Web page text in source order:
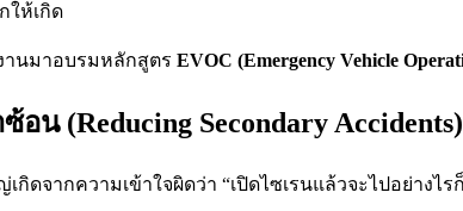
ให้เกิด
านมาอบรมหลักสูตร EVOC (Emergency Vehicle
น (Reducing Secondary Accidents)
กิดจากความเข้าใจผิดว่า “เปิดไซเรนแล้วจะไปอย่า